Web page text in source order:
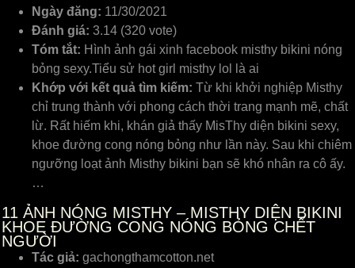
Ngày đăng: 11/30/2021
Đánh giá: 3.14 (320 vote)
Tóm tắt: Hình ảnh gái xinh facebook misthy bikini nóng
bỏng sexy.Tiểu sử hot girl misthy lol là ai
Khớp với kết quả tìm kiếm: Từ khi khởi nghiệp Misthy
chỉ trung thành với phong cách thời trang mạnh mẽ, chất
lừ. Rất hiếm khi, khán giả thấy MisThy diện bikini sexy,
khoe đường cong nóng bỏng như lần này. Sau khi chiêm
ngưỡng loạt ảnh Misthy bikini bạn sẽ khó nhân ra cô ấy.
…
11 ẢNH NÓNG MISTHY – MISTHY DIỆN BIKINI
KHOE ĐƯỜNG CONG NÓNG BỎNG CHẾT
NGƯỜI
Tác giả: gachongthamcotton.net